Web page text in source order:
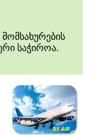
საჭიროა.